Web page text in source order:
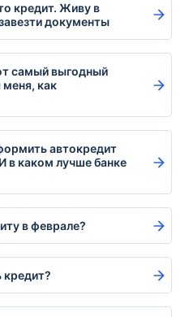
кредит. Живу в
документы
самый выгодный
меня, как
автокредит
в каком лучше банке
в феврале?
кредит?